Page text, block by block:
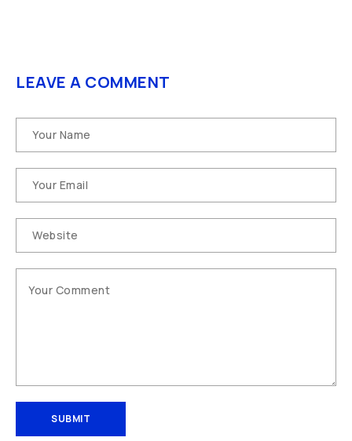
LEAVE A COMMENT
SUBMIT